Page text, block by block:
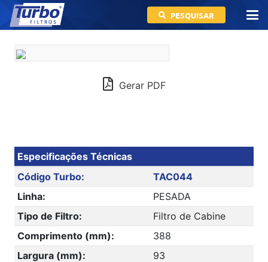
PESQUISAR
Gerar PDF
Especificações Técnicas
Código Turbo:
TAC044
Linha:
PESADA
Tipo de Filtro:
Filtro de Cabine
Comprimento (mm):
388
Largura (mm):
93